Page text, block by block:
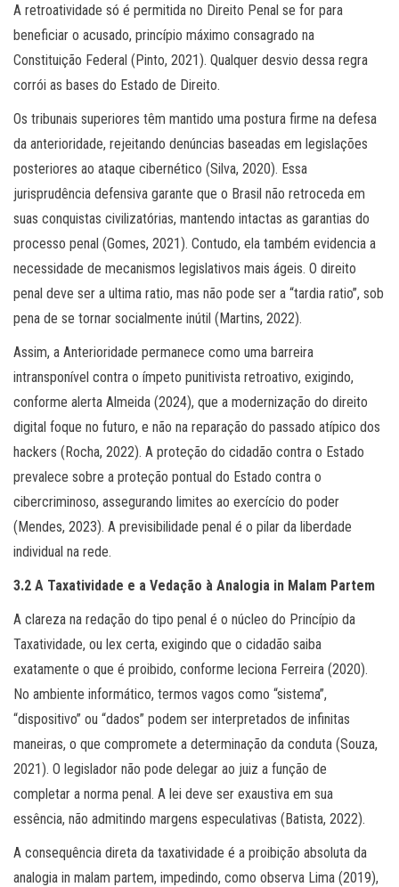
A retroatividade só é permitida no Direito Penal se for para
beneficiar o acusado, princípio máximo consagrado na
Constituição Federal (Pinto, 2021). Qualquer desvio dessa regra
corrói as bases do Estado de Direito.
Os tribunais superiores têm mantido uma postura firme na defesa
da anterioridade, rejeitando denúncias baseadas em legislações
posteriores ao ataque cibernético (Silva, 2020). Essa
jurisprudência defensiva garante que o Brasil não retroceda em
suas conquistas civilizatórias, mantendo intactas as garantias do
processo penal (Gomes, 2021). Contudo, ela também evidencia a
necessidade de mecanismos legislativos mais ágeis. O direito
penal deve ser a ultima ratio, mas não pode ser a “tardia ratio”, sob
pena de se tornar socialmente inútil (Martins, 2022).
Assim, a Anterioridade permanece como uma barreira
intransponível contra o ímpeto punitivista retroativo, exigindo,
conforme alerta Almeida (2024), que a modernização do direito
digital foque no futuro, e não na reparação do passado atípico dos
hackers (Rocha, 2022). A proteção do cidadão contra o Estado
prevalece sobre a proteção pontual do Estado contra o
cibercriminoso, assegurando limites ao exercício do poder
(Mendes, 2023). A previsibilidade penal é o pilar da liberdade
individual na rede.
3.2 A Taxatividade e a Vedação à Analogia in Malam Partem
A clareza na redação do tipo penal é o núcleo do Princípio da
Taxatividade, ou lex certa, exigindo que o cidadão saiba
exatamente o que é proibido, conforme leciona Ferreira (2020).
No ambiente informático, termos vagos como “sistema”,
“dispositivo” ou “dados” podem ser interpretados de infinitas
maneiras, o que compromete a determinação da conduta (Souza,
2021). O legislador não pode delegar ao juiz a função de
completar a norma penal. A lei deve ser exaustiva em sua
essência, não admitindo margens especulativas (Batista, 2022).
A consequência direta da taxatividade é a proibição absoluta da
analogia in malam partem, impedindo, como observa Lima (2019),